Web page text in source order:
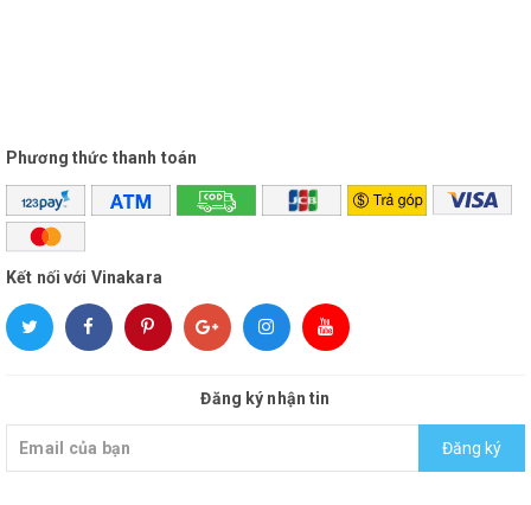
Phương thức thanh toán
Kết nối với Vinakara
Đăng ký nhận tin
Đăng ký